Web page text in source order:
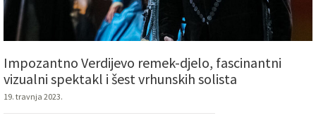
Impozantno Verdijevo remek-djelo, fascinantni
vizualni spektakl i šest vrhunskih solista
19. travnja 2023.